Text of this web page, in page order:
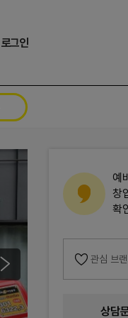
로그인
예
창
확
관심 브
상담